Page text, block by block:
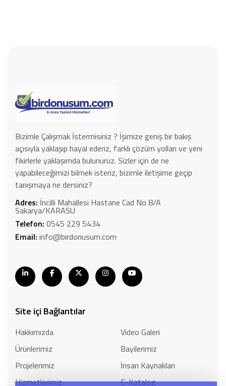
Bizimle Çalışmak İstermisiniz ? İşimize geniş bir bakış
açısıyla yaklaşıp hayal ederiz, farklı çözüm yolları ve yeni
fikirlerle yaklaşımda bulunuruz. Sizler için de ne
yapabileceğimizi bilmek isteriz, bizimle iletişime geçip
tanışmaya ne dersiniz?
Adres: İncilli Mahallesi Hastane Cad No 8/A
Sakarya/KARASU
Telefon: 0545 229 5434
Email: info@birdonusum.com
Site içi Bağlantılar
Hakkımızda
Ürünlerimiz
Projelerimiz
Hizmetlerimiz
Video Galeri
Bayilerimiz
İnsan Kaynakları
E-Katalog